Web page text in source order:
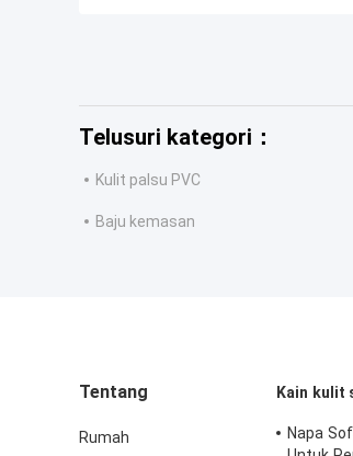
Telusuri kategori：
Kulit palsu PVC
Baju kemasan
Tentang
Rumah
Kain kulit
Napa